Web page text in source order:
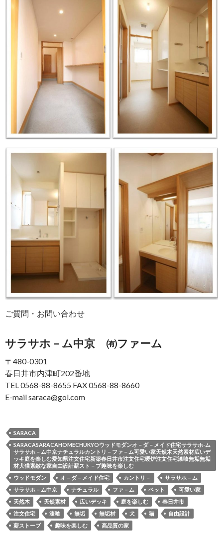
ご質問・お問い合わせ
サラサホ－ム中京 ㈲ファーム
〒480-0301
春日井市内津町202番地
TEL 0568-88-8655 FAX 0568-88-8660
E-mail saraca@gol.com
SARACA
SARACASARACAHOMECHUKYOウッドモダンオ－ダ－メイド住宅サラサホ-ム
サラサホ－ム中京ナチュラルカントリ－ファ－ム可愛い家天然木天然素材広いデ
ッキ庭を楽しむ愛知県注文住宅新築春日井市注文住宅暖炉注文住宅漆喰無垢無垢
材犬猫素敵な家自由設計薪スト－ブ趣味を楽しむ
ウッドモダン
オ－ダ－メイド住宅 カントリ－
サラサホ－ム
サラサホ－ム中京
ナチュラル ファ－ム ペット
可愛い家
天然木
天然素材 広いデッキ 庭を楽しむ
春日井市
注文住宅
漆喰 無垢 無垢材 犬 猫
自由設計
薪ストーブ
趣味を楽しむ 高品質の家